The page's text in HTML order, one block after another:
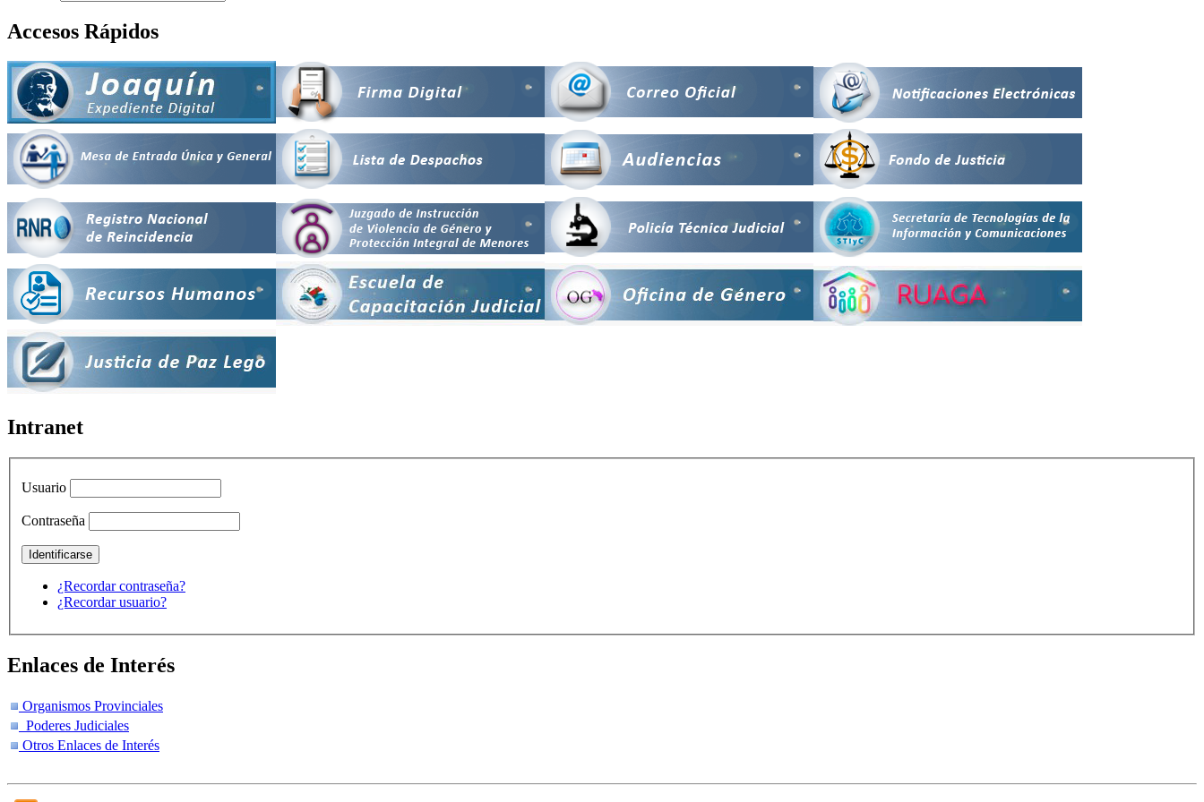
Accesos Rápidos
Intranet
Usuario
Contraseña
¿Recordar contraseña?
¿Recordar usuario?
Enlaces de Interés
Organismos Provinciales
Poderes Judiciales
Otros Enlaces de Interés